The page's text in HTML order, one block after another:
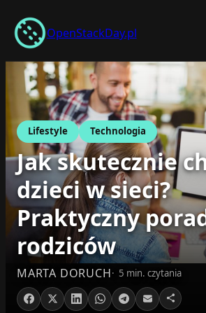
Przejdź
do
treści
OpenStackDay.pl
Lifestyle Technologia
Jak skutecznie
dzieci w sieci?
Praktyczny
rodziców
MARTA DORUCH 5 min. czytania